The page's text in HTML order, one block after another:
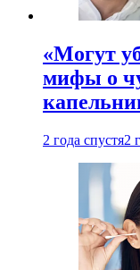
«Могут
мифы о
2 года спустя2